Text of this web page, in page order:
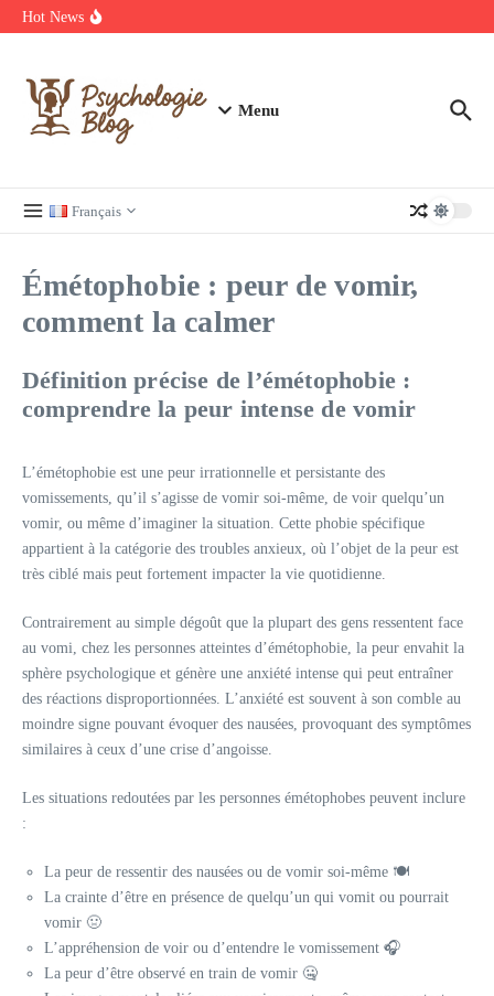
Aller au contenu
Hot News
Regardez Films et Séries en Streaming sur Wiflix
Menu
Français
Émétophobie : peur de vomir,
comment la calmer
Définition précise de l’émétophobie :
comprendre la peur intense de vomir
L’émétophobie est une peur irrationnelle et persistante des
vomissements, qu’il s’agisse de vomir soi-même, de voir quelqu’un
vomir, ou même d’imaginer la situation. Cette phobie spécifique
appartient à la catégorie des troubles anxieux, où l’objet de la peur est
très ciblé mais peut fortement impacter la vie quotidienne.
Contrairement au simple dégoût que la plupart des gens ressentent face
au vomi, chez les personnes atteintes d’émétophobie, la peur envahit la
sphère psychologique et génère une anxiété intense qui peut entraîner
des réactions disproportionnées. L’anxiété est souvent à son comble au
moindre signe pouvant évoquer des nausées, provoquant des symptômes
similaires à ceux d’une crise d’angoisse.
Les situations redoutées par les personnes émétophobes peuvent inclure
:
La peur de ressentir des nausées ou de vomir soi-même 🍽️
La crainte d’être en présence de quelqu’un qui vomit ou pourrait
vomir 🤢
L’appréhension de voir ou d’entendre le vomissement 🎧
La peur d’être observé en train de vomir 🤐